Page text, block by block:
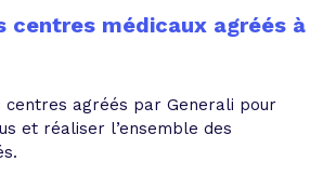
centres médicaux agréés à
centres agréés par Generali pour
et réaliser l’ensemble des